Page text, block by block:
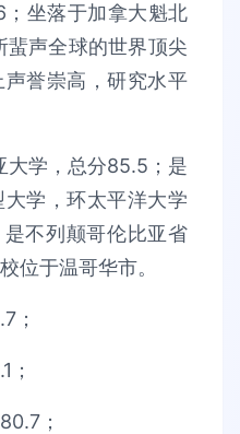
坐落于加拿大魁北
蜚声全球的世界顶尖
誉崇高，研究水平
大学，总分85.5；是
学，环太平洋大学
不列颠哥伦比亚省
位于温哥华市。
；
；
；